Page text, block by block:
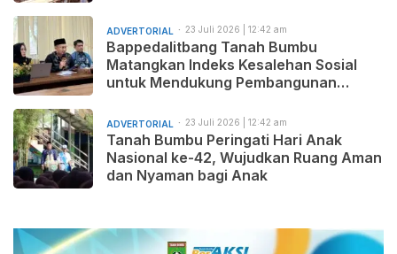
ADVERTORIAL 23 Juli 2026 | 12:42 am
Bappedalitbang Tanah Bumbu
Matangkan Indeks Kesalehan Sosial
untuk Mendukung Pembangunan
Beradab
ADVERTORIAL 23 Juli 2026 | 12:42 am
Tanah Bumbu Peringati Hari Anak
Nasional ke-42, Wujudkan Ruang Aman
dan Nyaman bagi Anak